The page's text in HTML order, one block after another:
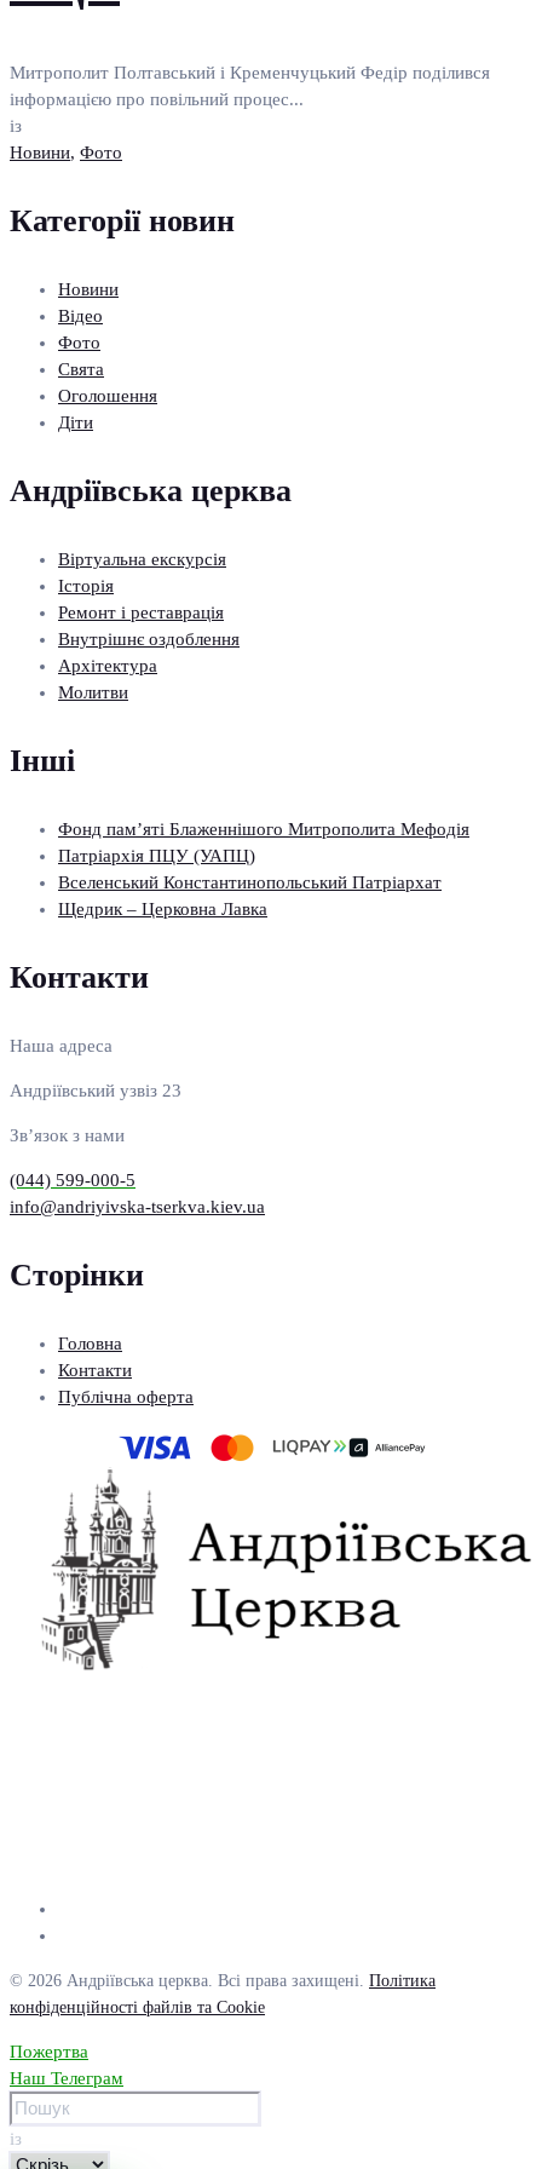
Митрополит Полтавський і Кременчуцький Федір поділився
інформацією про повільний процес...
із
Новини, Фото
Категорії новин
Новини
Відео
Фото
Свята
Оголошення
Діти
Андріївська церква
Віртуальна екскурсія
Історія
Ремонт і реставрація
Внутрішнє оздоблення
Архітектура
Молитви
Інші
Фонд пам’яті Блаженнішого Митрополита Мефодія
Патріархія ПЦУ (УАПЦ)
Вселенський Константинопольський Патріархат
Щедрик – Церковна Лавка
Контакти
Наша адреса
Андріївський узвіз 23
Зв’язок з нами
(044) 599-000-5
info@andriyivska-tserkva.kiev.ua
Сторінки
Головна
Контакти
Публічна оферта
© 2026 Андріївська церква. Всі права захищені. Політика
конфіденційності файлів та Cookie
Пожертва
Наш Телеграм
із